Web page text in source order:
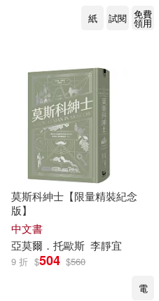
紙 試閱 免費
領用
莫斯科紳士【限量精裝紀念
版】
中文書
亞莫爾 ． 托歐斯 李靜宜
9 折 $504 $560
電